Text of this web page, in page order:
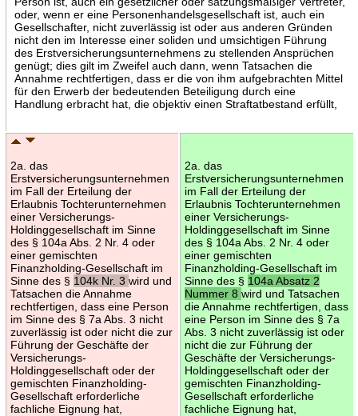
oder, wenn er eine Personenhandelsgesellschaft ist, auch ein
Gesellschafter, nicht zuverlässig ist oder aus anderen Gründen
nicht den im Interesse einer soliden und umsichtigen Führung
des Erstversicherungsunternehmens zu stellenden Ansprüchen
genügt; dies gilt im Zweifel auch dann, wenn Tatsachen die
Annahme rechtfertigen, dass er die von ihm aufgebrachten Mittel
für den Erwerb der bedeutenden Beteiligung durch eine
Handlung erbracht hat, die objektiv einen Straftatbestand erfüllt,
2a. das
Erstversicherungsunternehmen
im Fall der Erteilung der
Erlaubnis Tochterunternehmen
einer Versicherungs-
Holdinggesellschaft im Sinne
des § 104a Abs. 2 Nr. 4 oder
einer gemischten
Finanzholding-Gesellschaft im
Sinne des § 104k Nr. 3 wird und
Tatsachen die Annahme
rechtfertigen, dass eine Person
im Sinne des § 7a Abs. 3 nicht
zuverlässig ist oder nicht die zur
Führung der Geschäfte der
Versicherungs-
Holdinggesellschaft oder der
gemischten Finanzholding-
Gesellschaft erforderliche
fachliche Eignung hat,
2a. das
Erstversicherungsunternehmen
im Fall der Erteilung der
Erlaubnis Tochterunternehmen
einer Versicherungs-
Holdinggesellschaft im Sinne
des § 104a Abs. 2 Nr. 4 oder
einer gemischten
Finanzholding-Gesellschaft im
Sinne des § 104a Absatz 2
Nummer 8 wird und Tatsachen
die Annahme rechtfertigen, dass
eine Person im Sinne des § 7a
Abs. 3 nicht zuverlässig ist oder
nicht die zur Führung der
Geschäfte der Versicherungs-
Holdinggesellschaft oder der
gemischten Finanzholding-
Gesellschaft erforderliche
fachliche Eignung hat,